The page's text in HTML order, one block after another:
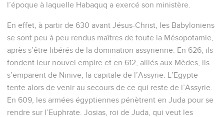
l’époque à laquelle Habaquq a exercé son ministère.
En effet, à partir de 630 avant Jésus-Christ, les Babyloniens
se sont peu à peu rendus maîtres de toute la Mésopotamie,
après s’être libérés de la domination assyrienne. En 626, ils
fondent leur nouvel empire et en 612, alliés aux Mèdes, ils
s’emparent de Ninive, la capitale de l’Assyrie. L’Egypte
tente alors de venir au secours de ce qui reste de l’Assyrie.
En 609, les armées égyptiennes pénètrent en Juda pour se
rendre sur l’Euphrate. Josias, roi de Juda, qui veut les